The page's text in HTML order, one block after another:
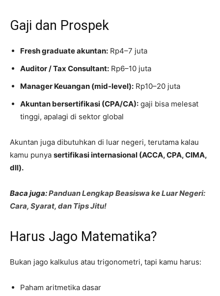
Gaji dan Prospek
Fresh graduate akuntan: Rp4–7 juta
Auditor / Tax Consultant: Rp6–10 juta
Manager Keuangan (mid-level): Rp10–20 juta
Akuntan bersertifikasi (CPA/CA): gaji bisa melesat
tinggi, apalagi di sektor global
Akuntan juga dibutuhkan di luar negeri, terutama kalau
kamu punya sertifikasi internasional (ACCA, CPA, CIMA,
dll).
Baca juga:Panduan Lengkap Beasiswa ke Luar Negeri:
Cara, Syarat, dan Tips Jitu!
Harus Jago Matematika?
Bukan jago kalkulus atau trigonometri, tapi kamu harus:
Paham aritmetika dasar